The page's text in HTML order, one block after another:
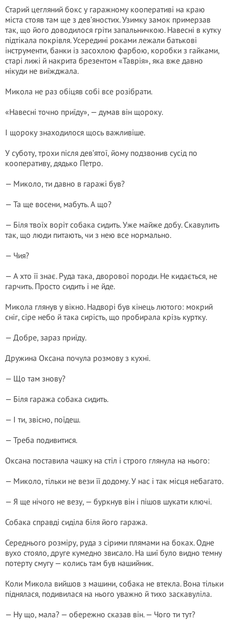
Старий цегляний бокс у гаражному кооперативі на краю
міста стояв там ще з дев’яностих. Узимку замок примерзав
так, що його доводилося гріти запальничкою. Навесні в кутку
підтікала покрівля. Усередині роками лежали батькові
інструменти, банки із засохлою фарбою, коробки з гайками,
старі лижі й накрита брезентом «Таврія», яка вже давно
нікуди не виїжджала.
Микола не раз обіцяв собі все розібрати.
«Навесні точно приїду», — думав він щороку.
І щороку знаходилося щось важливіше.
У суботу, трохи після дев’ятої, йому подзвонив сусід по
кооперативу, дядько Петро.
— Миколо, ти давно в гаражі був?
— Та ще восени, мабуть. А що?
— Біля твоїх воріт собака сидить. Уже майже добу. Скавулить
так, що люди питають, чи з нею все нормально.
— Чия?
— А хто її знає. Руда така, дворової породи. Не кидається, не
гарчить. Просто сидить і не йде.
Микола глянув у вікно. Надворі був кінець лютого: мокрий
сніг, сіре небо й така сирість, що пробирала крізь куртку.
— Добре, зараз приїду.
Дружина Оксана почула розмову з кухні.
— Що там знову?
— Біля гаража собака сидить.
— І ти, звісно, поїдеш.
— Треба подивитися.
Оксана поставила чашку на стіл і строго глянула на нього:
— Миколо, тільки не вези її додому. У нас і так місця небагато.
— Я ще нічого не везу, — буркнув він і пішов шукати ключі.
Собака справді сиділа біля його гаража.
Середнього розміру, руда з сірими плямами на боках. Одне
вухо стояло, друге кумедно звисало. На шиї було видно темну
потерту смугу — колись там був нашийник.
Коли Микола вийшов з машини, собака не втекла. Вона тільки
піднялася, подивилася на нього уважно й тихо заскавуліла.
— Ну що, мала? — обережно сказав він. — Чого ти тут?